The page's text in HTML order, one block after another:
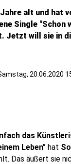
alt und hat
Single "Schon
Jetzt will sie in
20.06.2020
das
Leben" hat
Das äußert sie